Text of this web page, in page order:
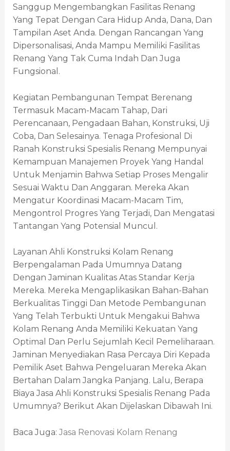
Sanggup Mengembangkan Fasilitas Renang
Yang Tepat Dengan Cara Hidup Anda, Dana, Dan
Tampilan Aset Anda. Dengan Rancangan Yang
Dipersonalisasi, Anda Mampu Memiliki Fasilitas
Renang Yang Tak Cuma Indah Dan Juga
Fungsional.
Kegiatan Pembangunan Tempat Berenang
Termasuk Macam-Macam Tahap, Dari
Perencanaan, Pengadaan Bahan, Konstruksi, Uji
Coba, Dan Selesainya. Tenaga Profesional Di
Ranah Konstruksi Spesialis Renang Mempunyai
Kemampuan Manajemen Proyek Yang Handal
Untuk Menjamin Bahwa Setiap Proses Mengalir
Sesuai Waktu Dan Anggaran. Mereka Akan
Mengatur Koordinasi Macam-Macam Tim,
Mengontrol Progres Yang Terjadi, Dan Mengatasi
Tantangan Yang Potensial Muncul.
Layanan Ahli Konstruksi Kolam Renang
Berpengalaman Pada Umumnya Datang
Dengan Jaminan Kualitas Atas Standar Kerja
Mereka. Mereka Mengaplikasikan Bahan-Bahan
Berkualitas Tinggi Dan Metode Pembangunan
Yang Telah Terbukti Untuk Mengakui Bahwa
Kolam Renang Anda Memiliki Kekuatan Yang
Optimal Dan Perlu Sejumlah Kecil Pemeliharaan.
Jaminan Menyediakan Rasa Percaya Diri Kepada
Pemilik Aset Bahwa Pengeluaran Mereka Akan
Bertahan Dalam Jangka Panjang. Lalu, Berapa
Biaya Jasa Ahli Konstruksi Spesialis Renang Pada
Umumnya? Berikut Akan Dijelaskan Dibawah Ini.
Baca Juga: Jasa Renovasi Kolam Renang